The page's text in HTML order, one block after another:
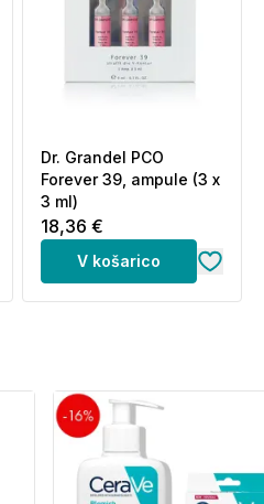
Dr. Grandel PCO
Forever 39, ampule (3 x
3 ml)
18,36 €
V košarico